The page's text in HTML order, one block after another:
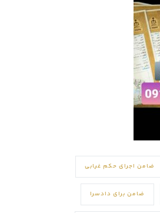
ضامن اجرای حکم غیابی
ضامن برای دادسرا